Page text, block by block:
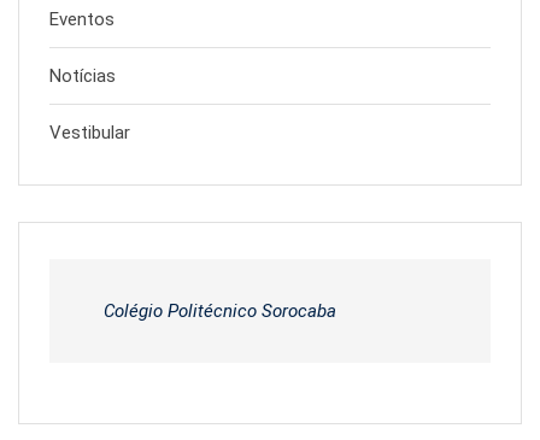
Eventos
Notícias
Vestibular
Colégio Politécnico Sorocaba